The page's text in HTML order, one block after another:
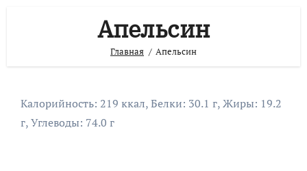
Апельсин
Главная Апельсин
Калорийность: 219 ккал, Белки: 30.1 г, Жиры: 19.2
г, Углеводы: 74.0 г